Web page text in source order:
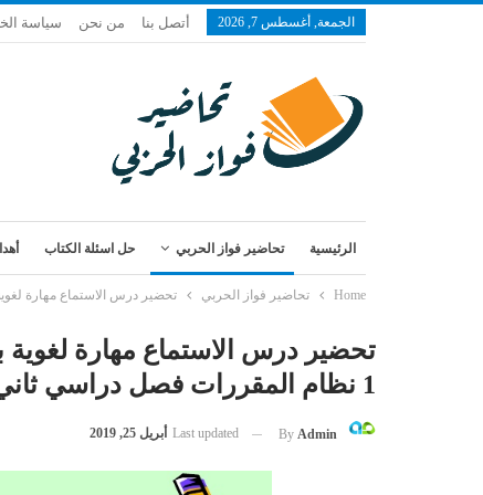
الجمعة, أغسطس 7, 2026 أتصل بنا من نحن سياسة
الرئيسية تحاضير فواز الحربي حل اسئلة الكتاب
Home تحاضير فواز الحربي تحضير درس الاستماع مهارة لغوية بطريقة فواز
تحضير درس الاستماع مهارة لغوية
1 نظام المقررات فصل دراسي ثاني
By Admin
Last updated أبريل 25, 2019